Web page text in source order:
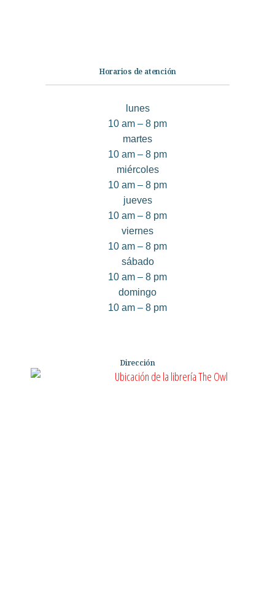
Horarios de atención
lunes
10 am – 8 pm
martes
10 am – 8 pm
miércoles
10 am – 8 pm
jueves
10 am – 8 pm
viernes
10 am – 8 pm
sábado
10 am – 8 pm
domingo
10 am – 8 pm
Dirección